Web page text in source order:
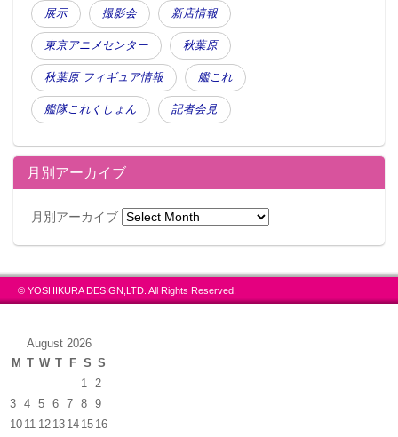
展示 撮影会 新店情報
東京アニメセンター 秋葉原
秋葉原 フィギュア情報 艦これ
艦隊これくしょん 記者会見
月別アーカイブ
月別アーカイブ
© YOSHIKURA DESIGN,LTD. All Rights Reserved.
August 2026
M T W T F S S
1
2
3
4 5 6 7 8
9
10 11 12 13 14 15 16